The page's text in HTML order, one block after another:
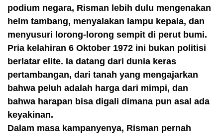
podium negara, Risman lebih dulu mengenakan
helm tambang, menyalakan lampu kepala, dan
menyusuri lorong-lorong sempit di perut bumi.
Pria kelahiran 6 Oktober 1972 ini bukan politisi
berlatar elite. Ia datang dari dunia keras
pertambangan, dari tanah yang mengajarkan
bahwa peluh adalah harga dari mimpi, dan
bahwa harapan bisa digali dimana pun asal ada
keyakinan.
Dalam masa kampanyenya, Risman pernah